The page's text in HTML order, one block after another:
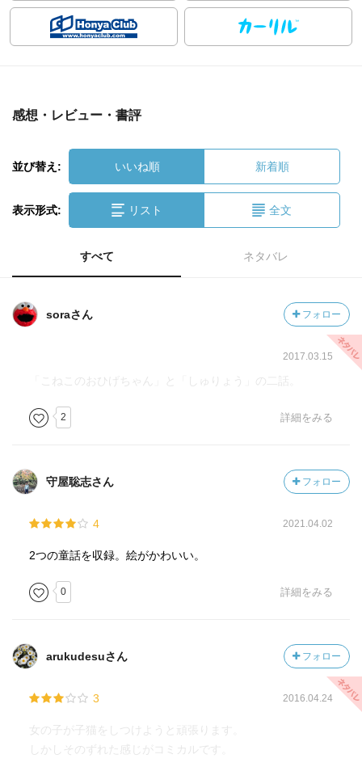
感想・レビュー・書評
並び替え: いいね順 新着順
表示形式: リスト 全文
すべて ネタバレ
soraさん フォロー
2017.03.15
「こねこのおひげちゃん」と「しゅりょう」の二話。
2 詳細をみる
守屋聡志さん フォロー
4 2021.04.02
2つの童話を収録。絵がかわいい。
0 詳細をみる
arukudesuさん フォロー
3 2016.04.24
女の子が子猫をしつけようと頑張ります。
しかしそのずれた感じがコミカルです。